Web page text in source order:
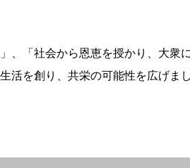
、「社会から恩恵を授かり、大
活を創り、共栄の可能性を広げま